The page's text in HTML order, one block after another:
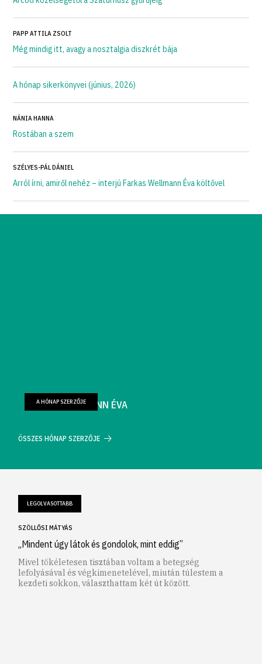
PAPP ATTILA ZSOLT
Még mindig itt, avagy a nosztalgia diszkrét bája
A hónap sikerkönyvei (június, 2026)
NÁNIA HANNA
Rostában a szem
SZÉLYES-PÁL DÁNIEL
Arról írni, amiről nehéz – interjú Farkas Wellmann Éva költővel
FARKAS WELLMANN ÉVA
A HÓNAP SZERZŐJE
ÖSSZES HÓNAP SZERZŐJE
LEGOLVASOTTABB
SZÖLLŐSI MÁTYÁS
„Mindent úgy látok és gondolok, mint eddig”
Mivel tökéletesen tisztában voltam a betegség
lefolyásával és végkimenetelével, miután túlestem a
kezdeti sokkon, választhattam két út között.